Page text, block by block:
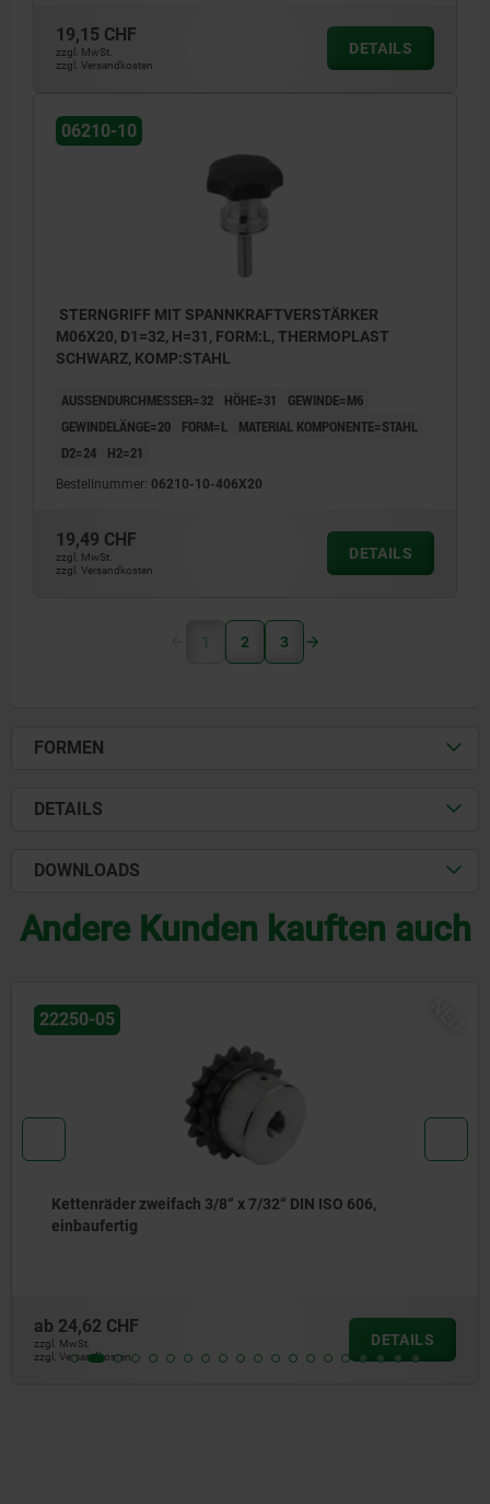
19,15 CHF
zzgl. MwSt.
zzgl. Versandkosten
DETAILS
06210-10
STERNGRIFF MIT SPANNKRAFTVERSTÄRKER
M06X20, D1=32, H=31, FORM:L, THERMOPLAST
SCHWARZ, KOMP:STAHL
AUSSENDURCHMESSER=32 HÖHE=31
GEWINDE=M6
GEWINDELÄNGE=20
FORM=L
MATERIAL KOMPONENTE=STAHL
D2=24
H2=21
Bestellnummer: 06210-10-406X20
19,49 CHF
zzgl. MwSt.
zzgl. Versandkosten
DETAILS
1 2 3
FORMEN
DETAILS
DOWNLOADS
Andere Kunden kauften auch
NEU
DETAILS
Kettenräder zweifach 5/8“ x 3/8“ DIN
zzgl. Versandkosten